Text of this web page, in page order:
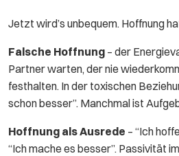
Jetzt wird’s unbequem. Hoffnung
Falsche Hoffnung – der
Partner warten, der nie
festhalten. In der toxischen
schon besser”. Manchmal ist
Hoffnung als Ausrede – “Ich
“Ich mache es besser”. Passivität